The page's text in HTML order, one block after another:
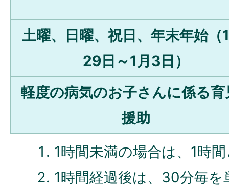
土曜、日曜、祝日、年末年始（
29日～1月3日）
軽度の病気のお子さんに係る育
援助
1時間未満の場合は、1時
1時間経過後は、30分毎